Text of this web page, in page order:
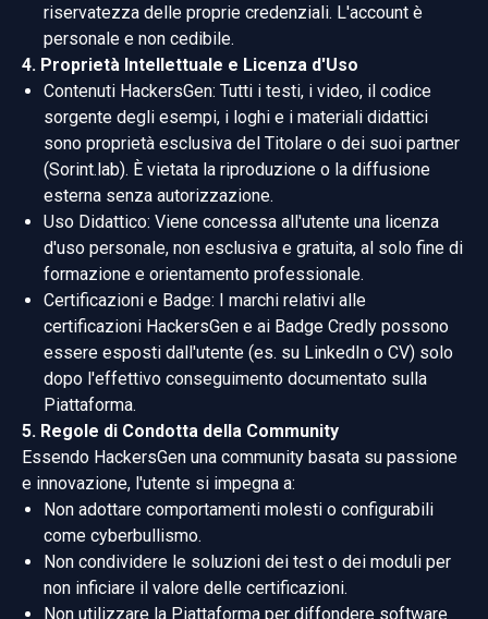
riservatezza delle proprie credenziali. L'account è
personale e non cedibile.
4. Proprietà Intellettuale e Licenza d'Uso
Contenuti HackersGen: Tutti i testi, i video, il codice
sorgente degli esempi, i loghi e i materiali didattici
sono proprietà esclusiva del Titolare o dei suoi partner
(Sorint.lab). È vietata la riproduzione o la diffusione
esterna senza autorizzazione.
Uso Didattico: Viene concessa all'utente una licenza
d'uso personale, non esclusiva e gratuita, al solo fine di
formazione e orientamento professionale.
Certificazioni e Badge: I marchi relativi alle
certificazioni HackersGen e ai Badge Credly possono
essere esposti dall'utente (es. su LinkedIn o CV) solo
dopo l'effettivo conseguimento documentato sulla
Piattaforma.
5. Regole di Condotta della Community
Essendo HackersGen una community basata su passione
e innovazione, l'utente si impegna a:
Non adottare comportamenti molesti o configurabili
come cyberbullismo.
Non condividere le soluzioni dei test o dei moduli per
non inficiare il valore delle certificazioni.
Non utilizzare la Piattaforma per diffondere software